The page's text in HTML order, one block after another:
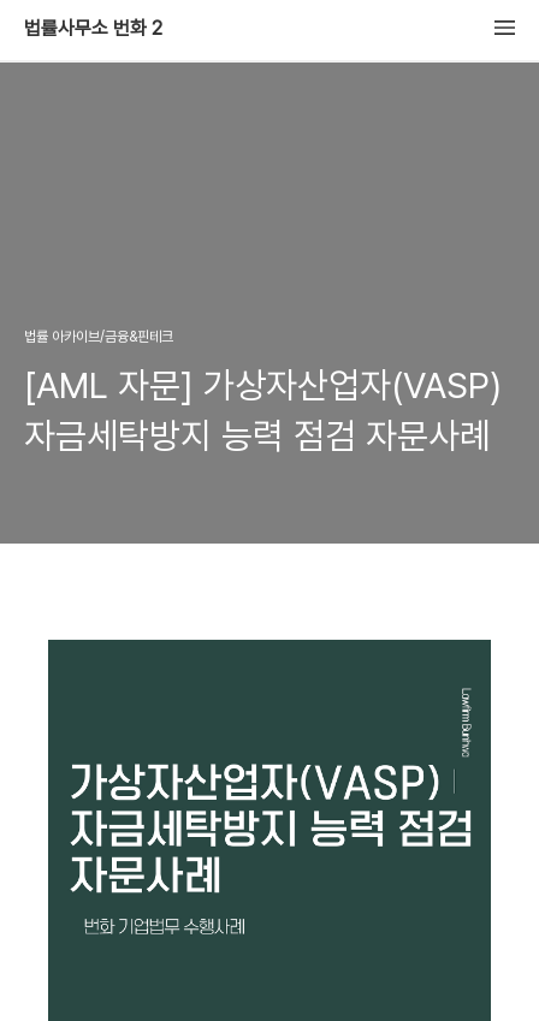
법률사무소 번화 2
법률 아카이브/금융&핀테크
[AML 자문] 가상자산업자(VASP)
자금세탁방지 능력 점검 자문사례